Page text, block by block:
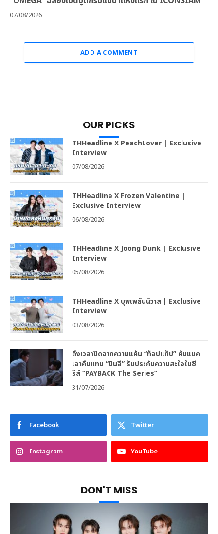
07/08/2026
ADD A COMMENT
OUR PICKS
THHeadline X PeachLover | Exclusive
Interview
07/08/2026
THHeadline X Frozen Valentine |
Exclusive Interview
06/08/2026
THHeadline X Joong Dunk | Exclusive
Interview
05/08/2026
THHeadline X บุพเพสันนิวาส | Exclusive
Interview
03/08/2026
ถึงเวลาปิดฉากความแค้น “ท็อปแท็ป” คัมแบค
เอาคืนแทน “มินลี” รับประกันความสะใจในซี
รีส์ “PAYBACK The Series”
31/07/2026
Facebook Twitter
Instagram YouTube
DON'T MISS